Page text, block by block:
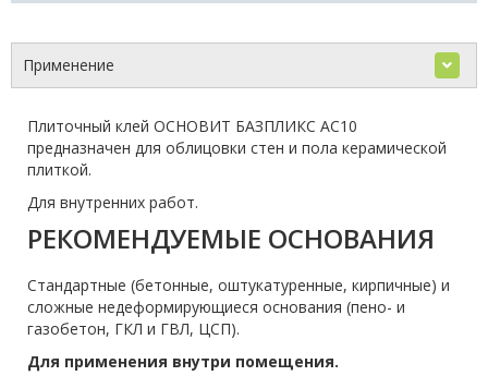
Применение
Плиточный клей ОСНОВИТ БАЗПЛИКС АС10
предназначен для облицовки стен и пола керамической
плиткой.
Для внутренних работ.
РЕКОМЕНДУЕМЫЕ ОСНОВАНИЯ
Стандартные (бетонные, оштукатуренные, кирпичные) и
сложные недеформирующиеся основания (пено- и
газобетон, ГКЛ и ГВЛ, ЦСП).
Для применения внутри помещения.